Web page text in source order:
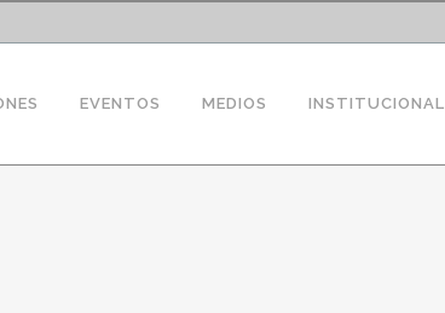
EVENTOS MEDIOS INSTITUCIONAL